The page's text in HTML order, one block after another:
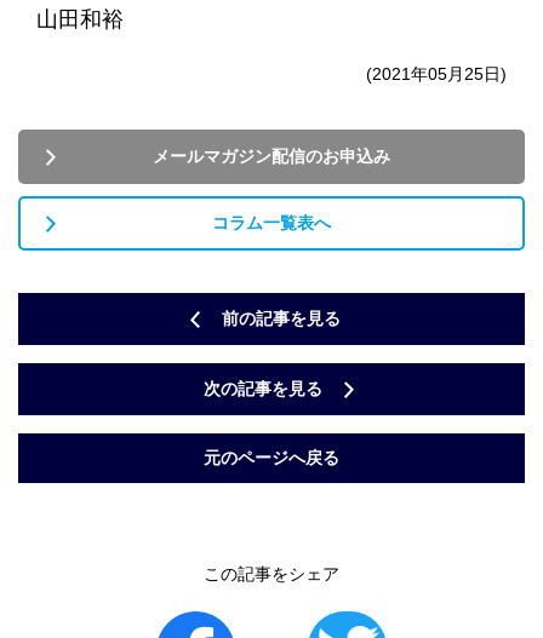
山田和裕
(2021年05月25日)
メールマガジン配信のお申込み
コラム一覧表へ
前の記事を見る
次の記事を見る
元のページへ戻る
この記事をシェア